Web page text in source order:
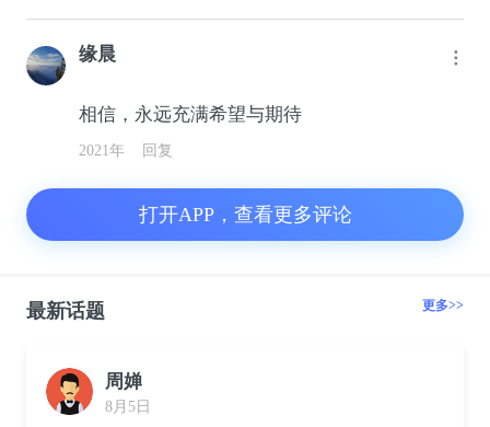
缘晨
相信，永远充满希望与期待
2021年 回复
打开APP，查看更多评论
最新话题 更多>>
周婵
8月5日